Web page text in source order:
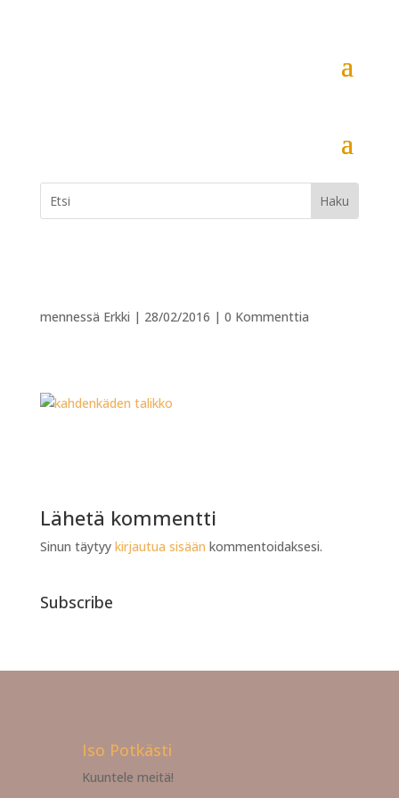
mennessä Erkki | 28/02/2016 | 0 Kommenttia
Lähetä kommentti
Sinun täytyy kirjautua sisään kommentoidaksesi.
Subscribe
Iso Potkästi
Kuuntele meitä!